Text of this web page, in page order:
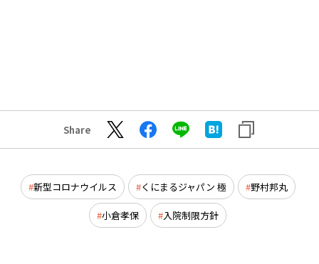
Share
新型コロナウイルス くにまるジャパン 極 野村邦丸
小倉孝保 入院制限方針